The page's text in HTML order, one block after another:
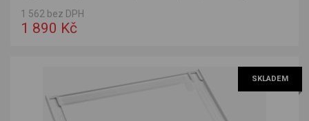
1 562 bez DPH
1 890 Kč
SKLADEM